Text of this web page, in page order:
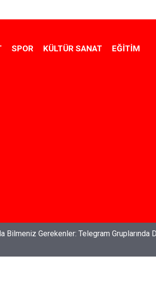
SPOR KÜLTÜR SANAT EĞITIM
ve Koruma Altına Almak